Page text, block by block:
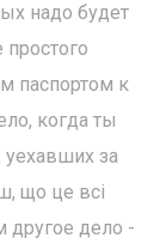
надо будет
простого
паспортом к
когда ты
уехавших за
що це всі
другое дело -